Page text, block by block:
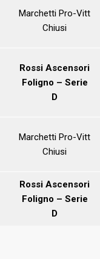
Marchetti Pro-Vitt
Chiusi
Rossi Ascensori
Foligno – Serie
D
Marchetti Pro-Vitt
Chiusi
Rossi Ascensori
Foligno – Serie
D